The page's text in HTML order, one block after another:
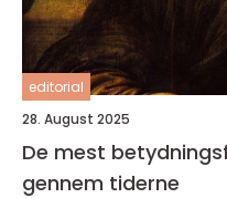
editorial
28. August 2025
De mest
gennem tiderne